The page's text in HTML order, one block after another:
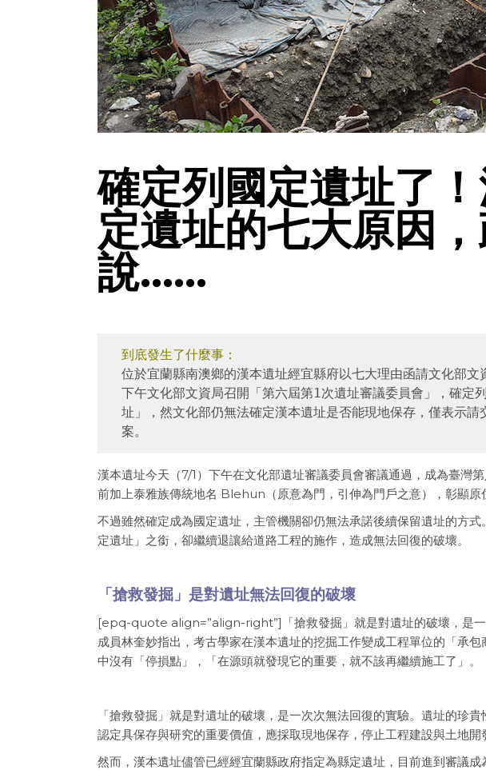
確定列國定遺址了
定遺址的七大原因
說……
到底發生了什麼事：
位於宜蘭縣南澳鄉的漢本遺址經宜縣府以七大理由函請文化部文
下午文化部文資局召開「第六屆第1次遺址審議委員會」，確
址」，然文化部仍無法確定漢本遺址是否能現地保存，僅表示
案。
漢本遺址今天（7/1）下午在文化部遺址審議委員會審議通過，成為臺灣
前加上泰雅族傳統地名 Blehun（原意為門，引伸為門戶之意），彰顯原
不過雖然確定成為國定遺址，主管機關卻仍無法承諾後續保留遺址的方
定遺址」之銜，卻繼續退讓給道路工程的施作，造成無法回復的破壞。
「搶救發掘」是對遺址無法回復的破壞
[epq-quote align=”align-right”]「搶救發掘」就是對遺址的破壞，是
成員林奎妙指出，考古學家在漢本遺址的挖掘工作變成工程單位的「承
中沒有「停損點」，「在源頭就發現它的重要，就不該再繼續施工了」。
「搶救發掘」就是對遺址的破壞，是一次次無法回復的實驗。遺址的珍
認定具保存與研究的重要價值，應採取現地保存，停止工程建設與土地開
然而，漢本遺址儘管已經經宜蘭縣政府指定為縣定遺址，目前進到審議